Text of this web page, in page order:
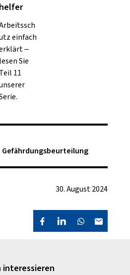
helfer
einfach
–
lesen Sie
Teil 11
Gefährdungsbeurteilung
30. August 2024
interessieren